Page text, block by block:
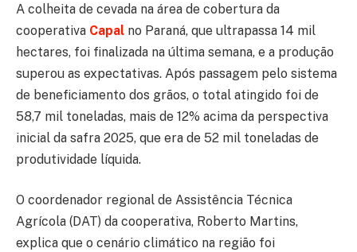
A colheita de cevada na área de cobertura da
cooperativa Capal no Paraná, que ultrapassa 14 mil
hectares, foi finalizada na última semana, e a produção
superou as expectativas. Após passagem pelo sistema
de beneficiamento dos grãos, o total atingido foi de
58,7 mil toneladas, mais de 12% acima da perspectiva
inicial da safra 2025, que era de 52 mil toneladas de
produtividade líquida.
O coordenador regional de Assistência Técnica
Agrícola (DAT) da cooperativa, Roberto Martins,
explica que o cenário climático na região foi